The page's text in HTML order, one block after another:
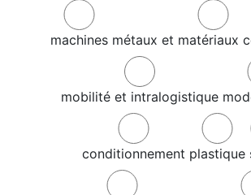
machines métaux et matériaux
mobilité et intralogistique
conditionnement plastique